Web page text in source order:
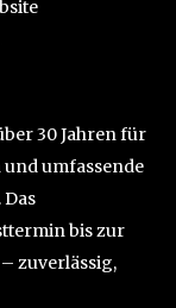
30 Jahren für
umfassende
bis zur
zuverlässig,